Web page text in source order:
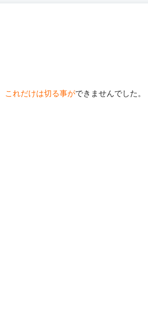
これだけは切る事ができませんでした。